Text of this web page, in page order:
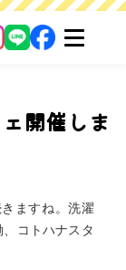
開催しま
ますね。洗濯
コトハナスタ